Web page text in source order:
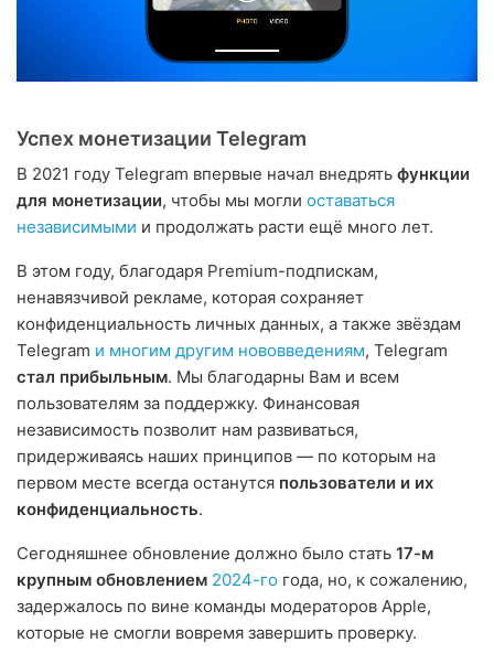
Успех монетизации Telegram
В 2021 году Telegram впервые начал внедрять функции
для монетизации, чтобы мы могли оставаться
независимыми и продолжать расти ещё много лет.
В этом году, благодаря Premium-подпискам,
ненавязчивой рекламе, которая сохраняет
конфиденциальность личных данных, а также звёздам
Telegram и многим другим нововведениям, Telegram
стал прибыльным. Мы благодарны Вам и всем
пользователям за поддержку. Финансовая
независимость позволит нам развиваться,
придерживаясь наших принципов — по которым на
первом месте всегда останутся пользователи и их
конфиденциальность.
Сегодняшнее обновление должно было стать 17-м
крупным обновлением 2024-го года, но, к сожалению,
задержалось по вине команды модераторов Apple,
которые не смогли вовремя завершить проверку.